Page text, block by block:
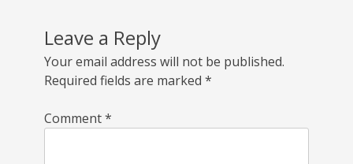
Leave a Reply
Your email address will not be published.
Required fields are marked *
Comment*